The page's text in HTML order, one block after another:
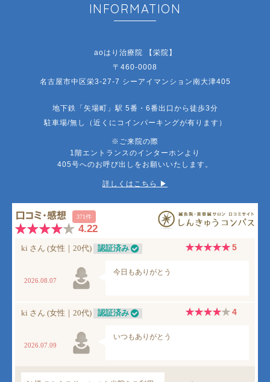
INFORMATION
aoはり治療院 【栄院】
〒460-0008
名古屋市中区栄3-27-7 シーアイマンション南大津405
地下鉄「矢場町」駅 5番・6番出口から徒歩3分
駐車場/無し（近くにコインパーキングが有ります）
※ご来院の際
1階エントランスのインターホンより
405号へのお呼び出しをお願いいたします。
詳しくはこちら ▶︎